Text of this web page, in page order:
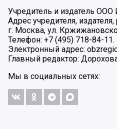
Учредитель и издатель
Адрес учредителя,
г. Москва, ул.
Телефон: +7 (495) 718-84-11.
Электронный адрес:
Главный редактор:
Мы в социальных сетях: